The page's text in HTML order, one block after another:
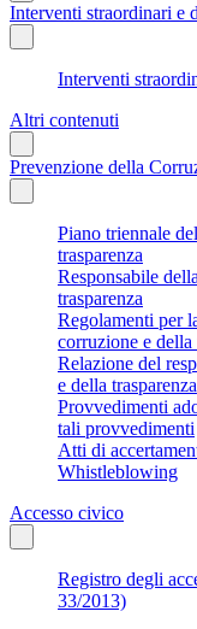
Interventi straordinari e
Interventi
Altri contenuti
Prevenzione della
Piano triennale
trasparenza
Responsabile
trasparenza
Regolamenti per
corruzione e della
Relazione del
e della trasparenza
Provvedimenti
tali provvedimenti
Atti di
Whistleblowing
Accesso civico
Registro degli
33/2013)